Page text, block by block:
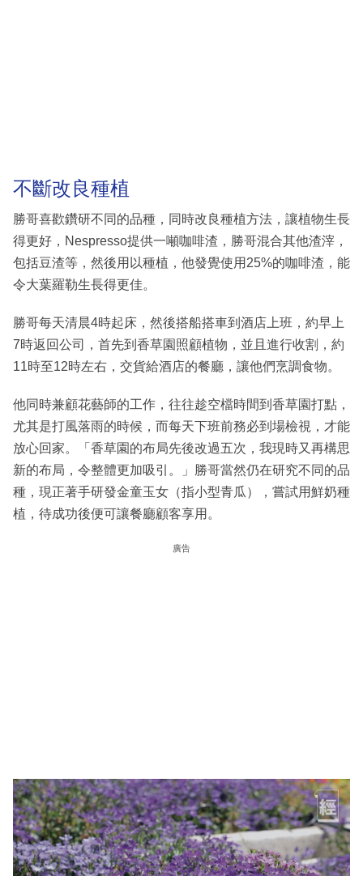
不斷改良種植
勝哥喜歡鑽研不同的品種，同時改良種植方法，讓植物生長
得更好，Nespresso提供一噸咖啡渣，勝哥混合其他渣滓，
包括豆渣等，然後用以種植，他發覺使用25%的咖啡渣，能
令大葉羅勒生長得更佳。
勝哥每天清晨4時起床，然後搭船搭車到酒店上班，約早上
7時返回公司，首先到香草園照顧植物，並且進行收割，約
11時至12時左右，交貨給酒店的餐廳，讓他們烹調食物。
他同時兼顧花藝師的工作，往往趁空檔時間到香草園打點，
尤其是打風落雨的時候，而每天下班前務必到場檢視，才能
放心回家。「香草園的布局先後改過五次，我現時又再構思
新的布局，令整體更加吸引。」勝哥當然仍在研究不同的品
種，現正著手研發金童玉女（指小型青瓜），嘗試用鮮奶種
植，待成功後便可讓餐廳顧客享用。
廣告